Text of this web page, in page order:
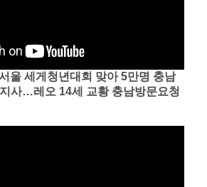
울 세게청년대회 맞아 5만명 충남
사…레오 14세 교황 충남방문요청